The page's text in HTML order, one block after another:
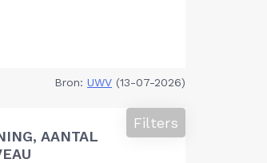
Bron: UWV (13-07-2026)
AANTAL
Filters